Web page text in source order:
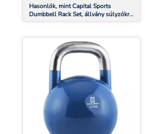
Hasonlók, mint Capital Sports
Dumbbell Rack Set, állvány súlyzókra,
szett, 20 hely, 10 x pár súlyzó